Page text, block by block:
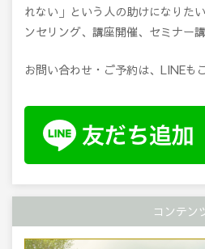
れない」という人の助けになりた
ンセリング、講座開催、セミナー
お問い合わせ・ご予約は、LINEも
コンテン